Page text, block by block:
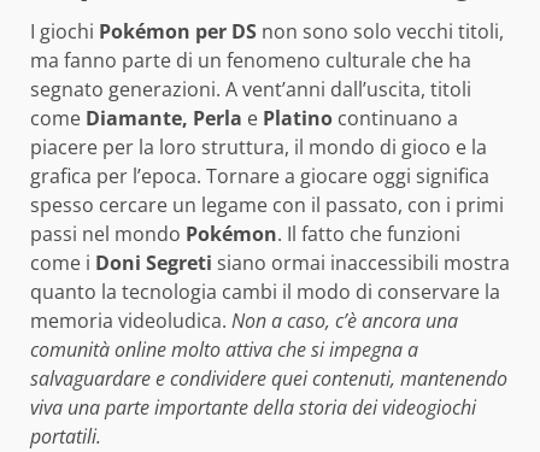
I giochi Pokémon per DS non sono solo vecchi titoli,
ma fanno parte di un fenomeno culturale che ha
segnato generazioni. A vent’anni dall’uscita, titoli
come Diamante, Perla e Platino continuano a
piacere per la loro struttura, il mondo di gioco e la
grafica per l’epoca. Tornare a giocare oggi significa
spesso cercare un legame con il passato, con i primi
passi nel mondo Pokémon. Il fatto che funzioni
come i Doni Segreti siano ormai inaccessibili mostra
quanto la tecnologia cambi il modo di conservare la
memoria videoludica. Non a caso, c’è ancora una
comunità online molto attiva che si impegna a
salvaguardare e condividere quei contenuti, mantenendo
viva una parte importante della storia dei videogiochi
portatili.